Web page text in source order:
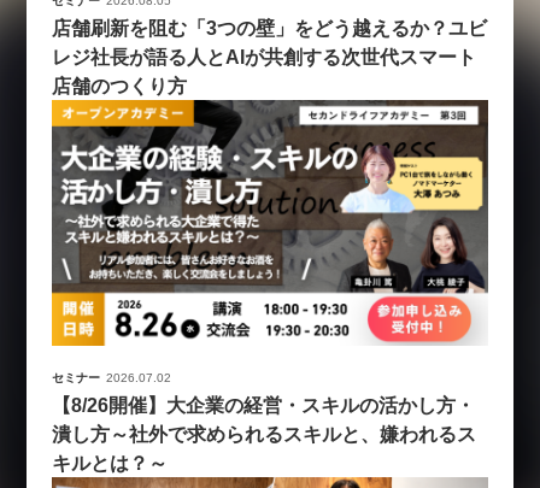
店舗刷新を阻む「3つの壁」をどう越えるか？ユビ
レジ社長が語る人とAIが共創する次世代スマート
店舗のつくり方
セミナー 2026.07.02
【8/26開催】大企業の経営・スキルの活かし方・
潰し方～社外で求められるスキルと、嫌われるス
キルとは？～